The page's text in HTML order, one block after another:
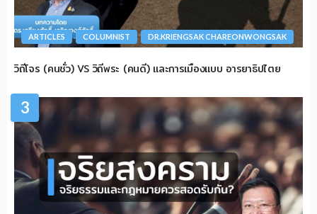
ARTICLES COLUMNIST DR.KRIENGSAK CHAREONWONGSAK
วิถีโจร (คนชั่ว) VS วิถีพระ (คนดี) และการเมืองแบบ อารยาธิปไตย
3